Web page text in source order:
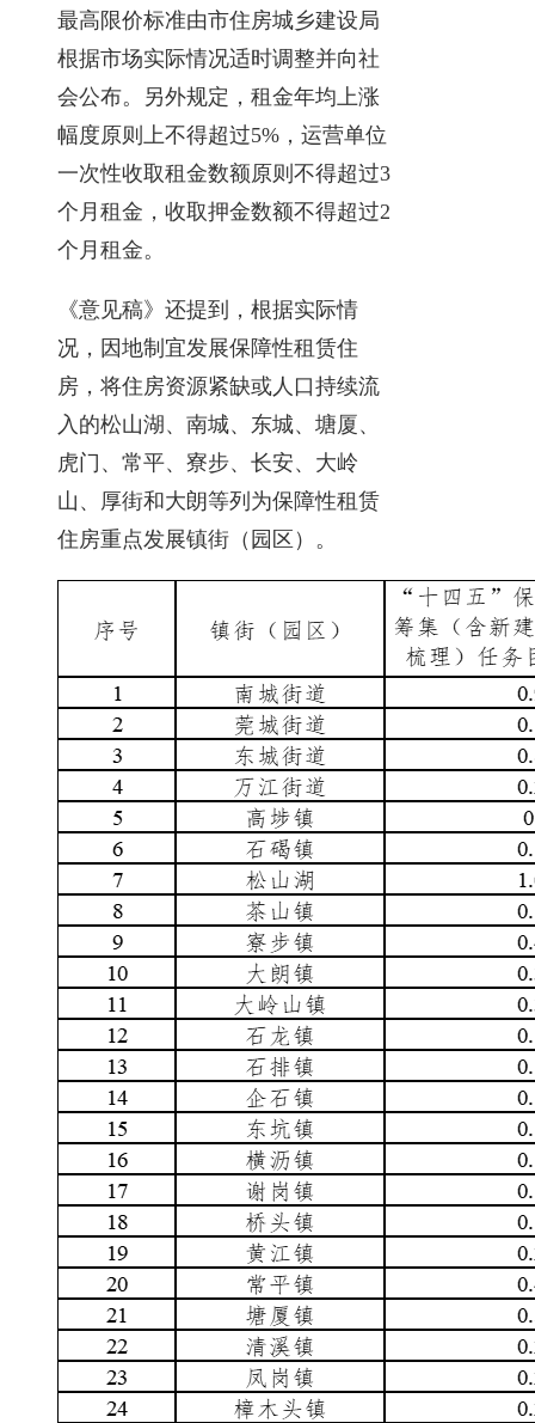
最高限价标准由市住房城乡建设局
根据市场实际情况适时调整并向社
会公布。另外规定，租金年均上涨
幅度原则上不得超过5%，运营单位
一次性收取租金数额原则不得超过3
个月租金，收取押金数额不得超过2
个月租金。
《意见稿》还提到，根据实际情
况，因地制宜发展保障性租赁住
房，将住房资源紧缺或人口持续流
入的松山湖、南城、东城、塘厦、
虎门、常平、寮步、长安、大岭
山、厚街和大朗等列为保障性租赁
住房重点发展镇街（园区）。